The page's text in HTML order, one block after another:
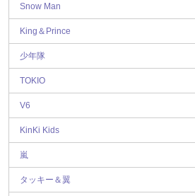
Snow Man
King＆Prince
少年隊
TOKIO
V6
KinKi Kids
嵐
タッキー＆翼